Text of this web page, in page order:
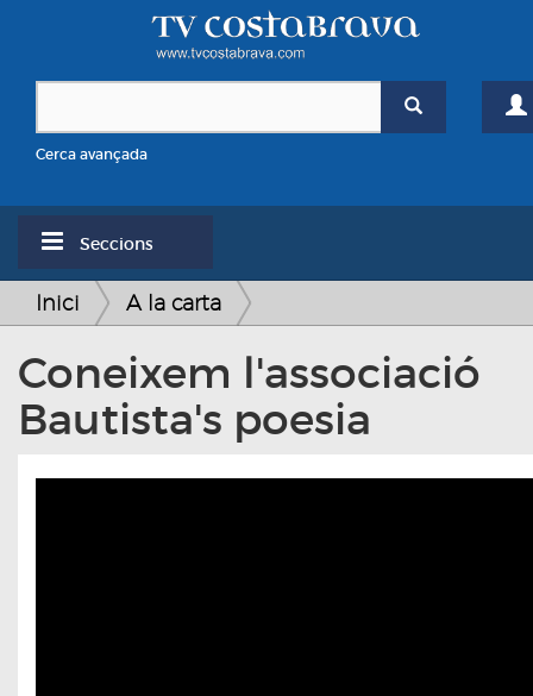
Cerca avançada
Seccions
Inici A la carta
Coneixem l'associació
Bautista's poesia